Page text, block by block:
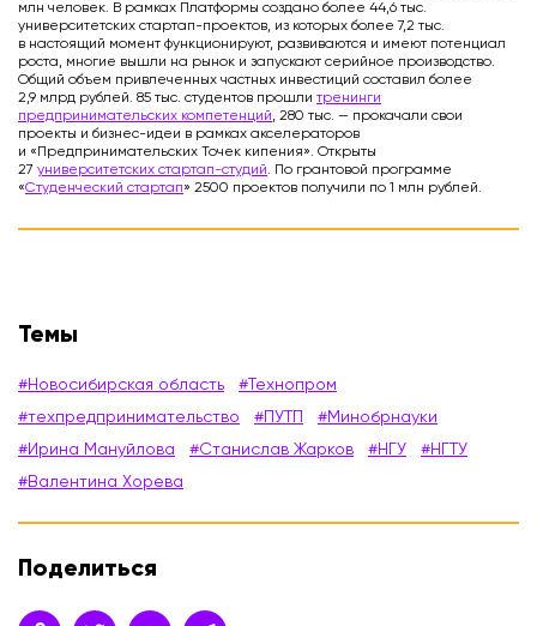
Темы
#Новосибирская область
#Технопром
#техпредпринимательство
#ПУТП
#Минобрнауки
#Ирина Мануйлова
#Станислав Жарков #НГУ
#НГТУ
#Валентина Хорева
Поделиться
млн человек. В рамках Платформы создано более 44,6 тыс.
университетских стартап-проектов, из которых более 7,2 тыс.
в настоящий момент функционируют, развиваются и имеют потенциал
роста, многие вышли на рынок и запускают серийное производство.
Общий объем привлеченных частных инвестиций составил более
2,9 млрд рублей. 85 тыс. студентов прошли тренинги
предпринимательских компетенций, 280 тыс. — прокачали свои
проекты и бизнес-идеи в рамках акселераторов
и «Предпринимательских Точек кипения». Открыты
27 университетских стартап-студий. По грантовой программе
«Студенческий стартап» 2500 проектов получили по 1 млн рублей.